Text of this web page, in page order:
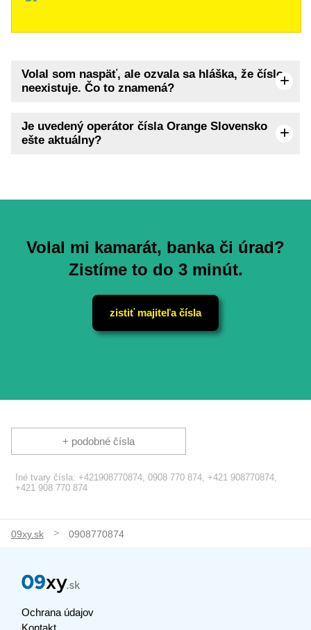
Volal som naspäť, ale ozvala sa hláška, že číslo
neexistuje. Čo to znamená?
Je uvedený operátor čísla Orange Slovensko
ešte aktuálny?
Volal mi kamarát, banka či úrad?
Zistíme to do 3 minút.
zistiť majiteľa čísla
+ podobné čísla
Iné tvary čísla: +421908770874, 0908 770 874, +421 908770874,
+421 908 770 874
09xy.sk 0908770874
Ochrana údajov